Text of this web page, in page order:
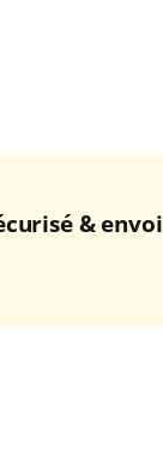
& envoi